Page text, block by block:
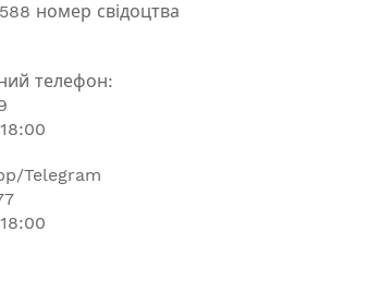
номер свідоцтва
телефон:
Telegram